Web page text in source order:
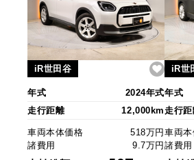
iR世田谷
年式
2024年式
走行距離
12,000km
車両本体価格
518万円
諸費用
9.7万円
iR世
年式
走行
車両
諸費用